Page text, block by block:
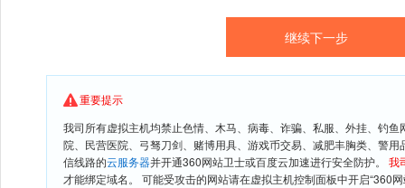
重要提示
我司所有虚拟主机均禁止色情、木马、病毒、诈骗、私服、外挂、钓
院、民营医院、弓驽刀剑、赌博用具、游戏币交易、减肥丰胸类、警
信线路的云服务器并开通360网站卫士或百度云加速进行安全防护。 我
才能绑定域名。 可能受攻击的网站请在虚拟主机控制面板中开启“360